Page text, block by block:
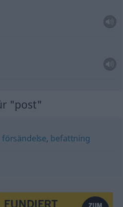
"post"
försändelse, befattning